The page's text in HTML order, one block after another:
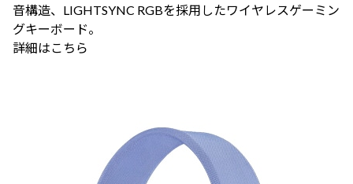
音構造、LIGHTSYNC RGBを採用したワイヤレスゲーミン
グキーボード。
詳細はこちら